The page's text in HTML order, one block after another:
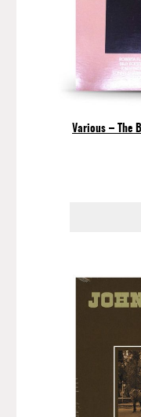
Various – The